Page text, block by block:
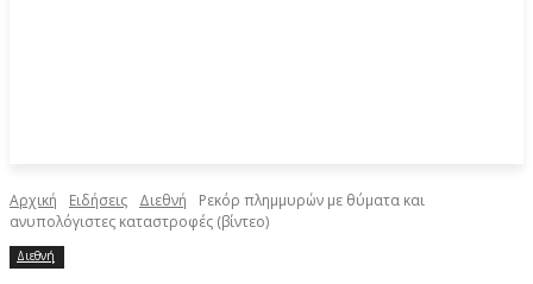
Αρχική Ειδήσεις Διεθνή
Ρεκόρ πλημμυρών με θύματα και
ανυπολόγιστες καταστροφές (βίντεο)
Διεθνή